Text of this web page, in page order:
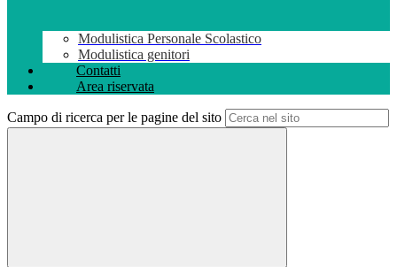
Modulistica Personale Scolastico
Modulistica genitori
Contatti
Area riservata
Campo di ricerca per le pagine del sito